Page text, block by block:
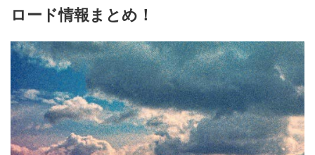
ロード情報まとめ！